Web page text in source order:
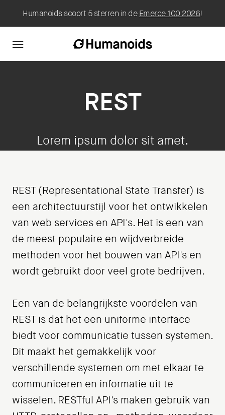
Humanoids scoort 5 sterren in deEmerce 100 2026!
REST
Lorem ipsum dolor sit amet.
REST (Representational State Transfer) is
een architectuurstijl voor het ontwikkelen
van web services en API's. Het is een van
de meest populaire en wijdverbreide
methoden voor het bouwen van API's en
wordt gebruikt door veel grote bedrijven.
Een van de belangrijkste voordelen van
REST is dat het een uniforme interface
biedt voor communicatie tussen systemen.
Dit maakt het gemakkelijk voor
verschillende systemen om met elkaar te
communiceren en informatie uit te
wisselen. RESTful API's maken gebruik van